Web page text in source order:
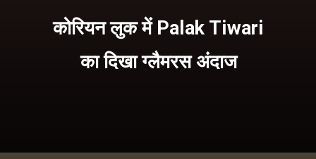
कोरियन लुक में Palak Tiwari
का दिखा ग्लैमरस अंदाज